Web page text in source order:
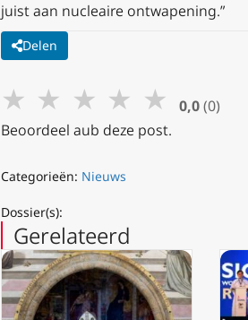
juist aan nucleaire ontwapening.”
Delen
★ ★ ★ ★ ★ 0,0 (0)
Beoordeel aub deze post.
Categorieën: Nieuws
Dossier(s):
Gerelateerd